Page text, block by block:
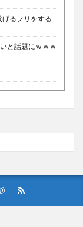
るフリをする
と話題にｗｗｗ
男子学生らの性